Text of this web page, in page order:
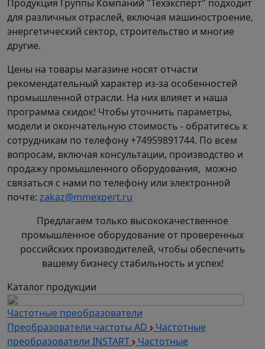
Продукция Группы Компаний "Техэксперт" подходит
для различных отраслей, включая машиностроение,
энергетический сектор, строительство и многие
другие.
Цены на товары магазине носят отчасти
рекомендательный характер из-за особенностей
промышленной отрасли. На них влияет и наша
программа скидок! Чтобы уточнить параметры,
модели и окончательную стоимость - обратитесь к
сотрудникам по телефону +74959891744. По всем
вопросам, включая консультации, производство и
продажу промышленного оборудования, можно
связаться с нами по телефону или электронной
почте: zakaz@mmexpert.ru
Предлагаем только высококачественное
промышленное оборудование от проверенных
российских производителей, чтобы обеспечить
вашему бизнесу стабильность и успех!
Каталог продукции
Частотные преобразователи
Преобразователи частоты AD
Частотные
преобразователи INSTART
Частотные